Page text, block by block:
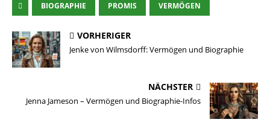
BIOGRAPHIE PROMIS VERMÖGEN
VORHERIGER
Jenke von Wilmsdorff: Vermögen und Biographie
NÄCHSTER
Jenna Jameson – Vermögen und Biographie-Infos